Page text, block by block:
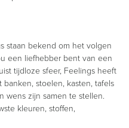
staan bekend om het volgen
een liefhebber bent van een
tijdloze sfeer, Feelings heeft
stoelen, kasten, tafels
wens zijn samen te stellen.
kleuren, stoffen,